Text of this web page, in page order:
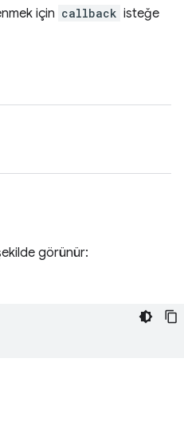
için callback isteğe
görünür: